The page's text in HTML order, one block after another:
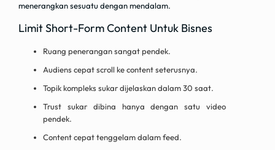
menerangkan sesuatu dengan mendalam.
Limit Short-Form Content Untuk Bisnes
Ruang penerangan sangat pendek.
Audiens cepat scroll ke content seterusnya.
Topik kompleks sukar dijelaskan dalam 30 saat.
Trust sukar dibina hanya dengan satu video
pendek.
Content cepat tenggelam dalam feed.